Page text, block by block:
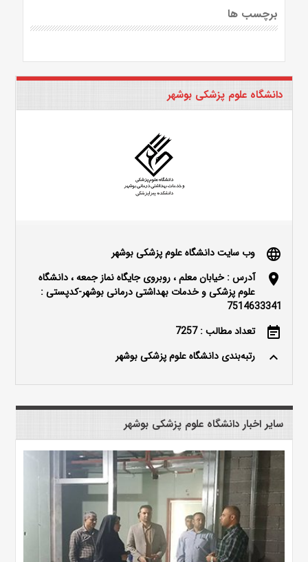
برچسب ها
دانشگاه علوم پزشکی بوشهر
language وب سایت دانشگاه علوم پزشکی بوشهر
location_on
آدرس : خیابان معلم ، روبروی جایگاه نماز جمعه ، دانشگاه
علوم پزشکی و خدمات بهداشتی درمانی بوشهر-کدپستی :
7514633341
event_note تعداد مطالب : 7257
keyboard_arrow_up رتبه‌بندی دانشگاه علوم پزشکی بوشهر
سایر اخبار دانشگاه علوم پزشکی بوشهر